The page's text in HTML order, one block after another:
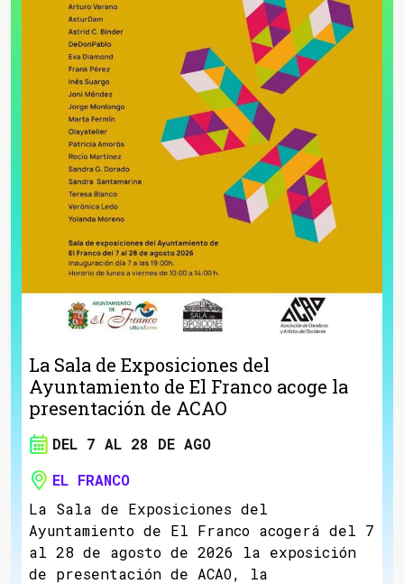
La Sala de Exposiciones del
Ayuntamiento de El Franco acoge la
presentación de ACAO
DEL 7 AL 28 DE AGO
EL FRANCO
La Sala de Exposiciones del
Ayuntamiento de El Franco acogerá del 7
al 28 de agosto de 2026 la exposición
de presentación de ACAO, la